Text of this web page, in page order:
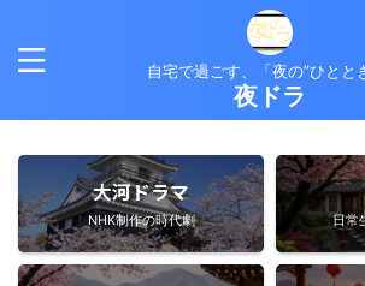
自宅で過ごす、「夜の”ひとと
夜ドラ
大河ドラマ
NHK制作の時代劇 日常